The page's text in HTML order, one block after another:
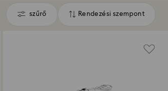
szűrő
szűrő Rendezési szempont
Rendezési